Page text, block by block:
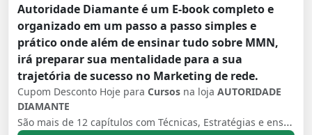
Autoridade Diamante é um E-book completo e
organizado em um passo a passo simples e
prático onde além de ensinar tudo sobre MMN,
irá preparar sua mentalidade para a sua
trajetória de sucesso no Marketing de rede.
Cupom Desconto Hoje para Cursos na loja AUTORIDADE
DIAMANTE
São mais de 12 capítulos com Técnicas, Estratégias e ensinamentos para você desenvolver suas habilidades diárias e aumentar os seus resultados.